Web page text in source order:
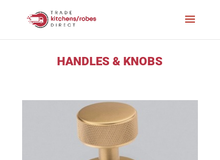
HANDLES & KNOBS